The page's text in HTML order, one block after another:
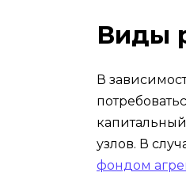
Виды
В
узлов. В
фондом